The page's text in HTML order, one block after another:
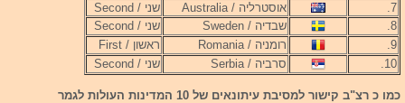
7.
אוסטרליה / Australia
שני / Second
8.
שבדיה / Sweden
שני / Second
9.
רומניה / Romania
ראשון / First
10.
סרביה / Serbia שני / Second
כמו כ רצ"ב קישור למסיבת עיתונאים של 10 המדינות העולות לגמר